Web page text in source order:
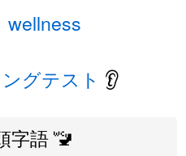
wellness
グテスト 👂
字語 🚾